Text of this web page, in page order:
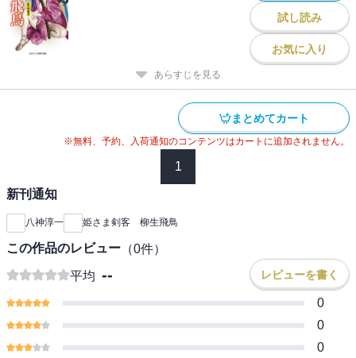
試し読み
お気に入り
あらすじを見る
まとめてカート
※無料、予約、入荷通知のコンテンツはカートに追加されません。
1
新刊通知
八神淳一 姫さま剣客 柳生飛鳥
この作品のレビュー （0件）
平均 -- レビューを書く
0
0
0